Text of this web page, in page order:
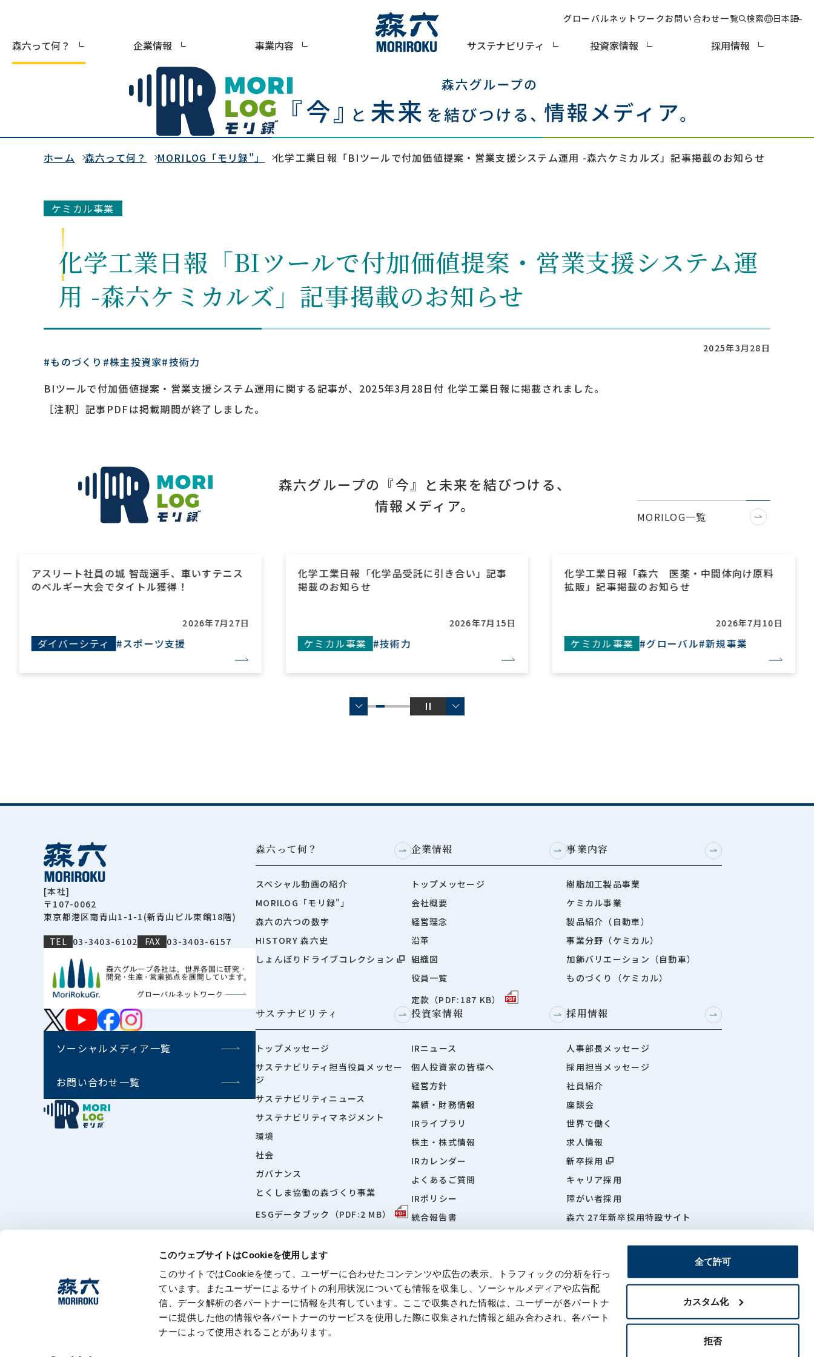
このウェブサイトはCookieを使用します
このサイトではCookieを使って、ユーザーに合わせたコンテンツや広告の表示、トラフィックの分析を行っ
ています。またユーザーによるサイトの利用状況についても情報を収集し、ソーシャルメディアや広告配
信、データ解析の各パートナーに情報を共有しています。ここで収集された情報は、ユーザーが各パートナ
ーに提供した他の情報や各パートナーのサービスを使用した際に収集された情報と組み合わされ、各パート
ナーによって使用されることがあります。
全て許可
カスタム化
拒否
森六って何？ 企業情報 事業内容 サステナビリティ 投資家情報 採用情報
グローバルネットワークお問い合わせ一覧 検索 日本語
ホーム 森六って何？ MORILOG「モリ録"」 化学工業日報「BIツールで付加価値提案・営業支援システム運用 -森六ケミカルズ」記事掲載のお知らせ
ケミカル事業
化学工業日報「BIツールで付加価値提案・営業支援システム運
用 -森六ケミカルズ」記事掲載のお知らせ
2025年3月28日
#ものづくり #株主投資家#技術力
BIツールで付加価値提案・営業支援システム運用に関する記事が、2025年3月28日付 化学工業日報に掲載されました。
［注釈］記事PDFは掲載期間が終了しました。
森六グループの『今』と未来を結びつける、
情報メディア。
MORILOG一覧
アスリート社員の城 智哉選手、車いすテニス
のベルギー大会でタイトル獲得！
2026年7月27日
ダイバーシティ #スポーツ支援
化学工業日報「化学品受託に引き合い」記事
掲載のお知らせ
2026年7月15日
ケミカル事業 #技術力
化学工業日報「森六 医薬・中間体向け原料
拡販」記事掲載のお知らせ
2026年7月10日
ケミカル事業 #グローバル#新規事業
[本社]
〒107-0062
東京都港区南青山1-1-1(新青山ビル東館18階)
TEL 03-3403-6102 FAX 03-3403-6157
ソーシャルメディア一覧
お問い合わせ一覧
森六って何？
スペシャル動画の紹介
MORILOG「モリ録"」
森六の六つの数字
HISTORY 森六史
しょんぼりドライブコレクション
企業情報
トップメッセージ
会社概要
経営理念
沿革
組織図
役員一覧
定款（PDF:187 KB）
事業内容
樹脂加工製品事業
ケミカル事業
製品紹介（自動車）
事業分野（ケミカル）
加飾バリエーション（自動車）
ものづくり（ケミカル）
サステナビリティ
トップメッセージ
サステナビリティ担当役員メッセー
ジ
サステナビリティニュース
サステナビリティマネジメント
環境
社会
ガバナンス
とくしま協働の森づくり事業
ESGデータブック（PDF:2 MB）
投資家情報
IRニュース
個人投資家の皆様へ
経営方針
業績・財務情報
IRライブラリ
株主・株式情報
IRカレンダー
よくあるご質問
IRポリシー
統合報告書
採用情報
人事部長メッセージ
採用担当メッセージ
社員紹介
座談会
世界で働く
求人情報
新卒採用
キャリア採用
障がい者採用
森六 27年新卒採用特設サイト
このサイトについて個人情報に関する方針 反社会的勢力に対する基本方針 免責事項 サイトマップ